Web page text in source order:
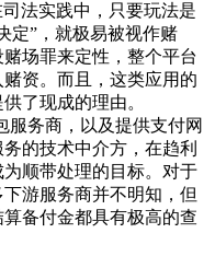
法实践中，只要玩法是
定”，就极易被视作赌
场罪来定性，整个平台
资。而且，这类应用的
了现成的理由。
服务商，以及提供支付网
的技术中介方，在趋利
顺带处理的目标。对于
游服务商并不明知，但
备付金都具有极高的查